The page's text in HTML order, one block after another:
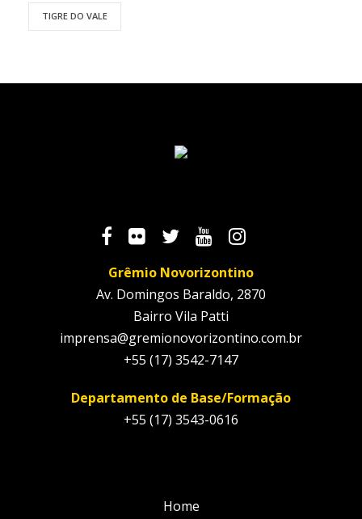
TIGRE DO VALE
Grêmio Novorizontino
Av. Domingos Baraldo, 2870
Bairro Vila Patti
imprensa@gremionovorizontino.com.br
+55 (17) 3542-7147
Departamento de Base/Formação
+55 (17) 3543-0616
Home